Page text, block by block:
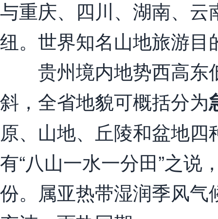
与重庆、四川、湖南、
纽。世界知名山地旅游
贵州境内地势西高东
斜，全省地貌可概括分为
原、山地、丘陵和盆地
有“八山一水一分田”之说
份。属亚热带湿润季风